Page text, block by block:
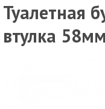
Туалетная
втулка